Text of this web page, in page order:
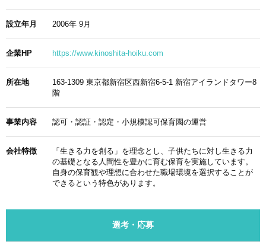
設立年月 2006年 9月
企業HP https://www.kinoshita-hoiku.com
所在地
163-1309 東京都新宿区西新宿6-5-1 新宿アイランドタワー8
階
事業内容 認可・認証・認定・小規模認可保育園の運営
会社特徴
「生きる力を創る」を理念とし、子供たちに対し生きる力
の基礎となる人間性を豊かに育む保育を実施しています。
自身の保育観や理想に合わせた職場環境を選択することが
できるという特色があります。
選考・応募